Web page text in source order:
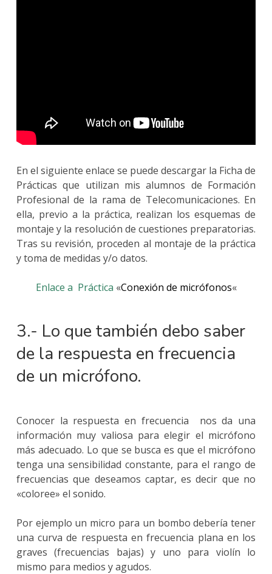
En el siguiente enlace se puede descargar la Ficha de
Prácticas que utilizan mis alumnos de Formación
Profesional de la rama de Telecomunicaciones. En
ella, previo a la práctica, realizan los esquemas de
montaje y la resolución de cuestiones preparatorias.
Tras su revisión, proceden al montaje de la práctica
y toma de medidas y/o datos.
Enlace a Práctica «Conexión de micrófonos«
3.- Lo que también debo saber
de la respuesta en frecuencia
de un micrófono.
Conocer la respuesta en frecuencia nos da una
información muy valiosa para elegir el micrófono
más adecuado. Lo que se busca es que el micrófono
tenga una sensibilidad constante, para el rango de
frecuencias que deseamos captar, es decir que no
«coloree» el sonido.
Por ejemplo un micro para un bombo debería tener
una curva de respuesta en frecuencia plana en los
graves (frecuencias bajas) y uno para violín lo
mismo para medios y agudos.